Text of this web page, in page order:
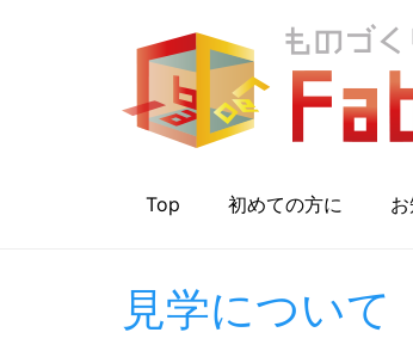
Top 初めての方に
見学について